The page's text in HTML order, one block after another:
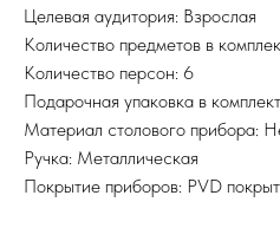
Целевая аудитория: Взрослая
Количество предметов в
Количество персон: 6
Подарочная упаковка в
Материал столового прибора:
Ручка: Металлическая
Покрытие приборов: PVD